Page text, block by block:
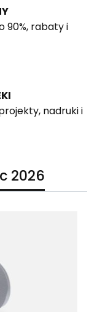
90%, rabaty i
nadruki i
2026